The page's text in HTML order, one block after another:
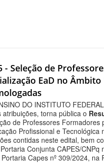
- Seleção de
EaD no
DO INSTITUTO
torna pública o
de Professores
Profissional e
contidas neste edital, bem
Conjunta CAPES/
Capes nº 309/2024,